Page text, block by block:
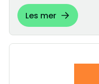
Les mer